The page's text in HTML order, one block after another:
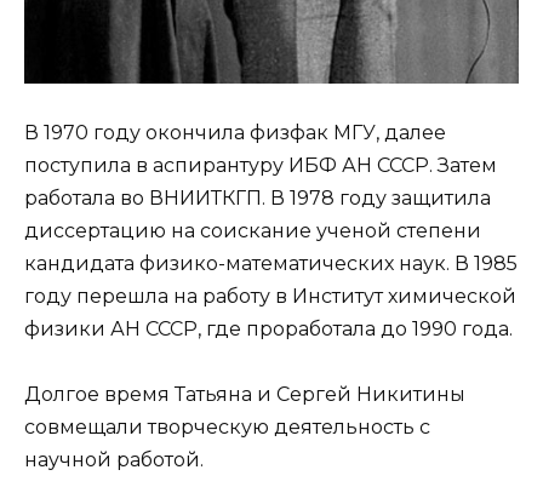
В 1970 году окончила физфак МГУ, далее
поступила в аспирантуру ИБФ АН СССР. Затем
работала во ВНИИТКГП. В 1978 году защитила
диссертацию на соискание ученой степени
кандидата физико-математических наук. В 1985
году перешла на работу в Институт химической
физики АН СССР, где проработала до 1990 года.
Долгое время Татьяна и Сергей Никитины
совмещали творческую деятельность с
научной работой.